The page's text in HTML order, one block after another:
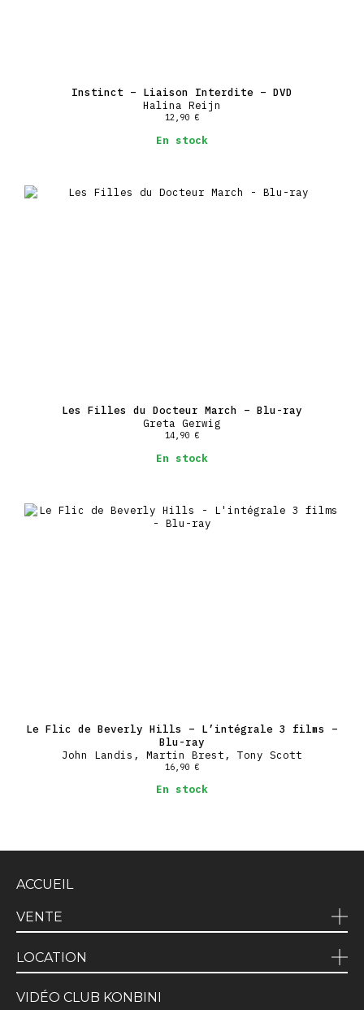
Instinct – Liaison Interdite – DVD
Halina Reijn
12,90 €
En stock
Les Filles du Docteur March – Blu-ray
Greta Gerwig
14,90 €
En stock
Le Flic de Beverly Hills – L’intégrale 3 films –
Blu-ray
John Landis, Martin Brest, Tony Scott
16,90 €
En stock
ACCUEIL
VENTE
LOCATION
VIDÉO CLUB KONBINI